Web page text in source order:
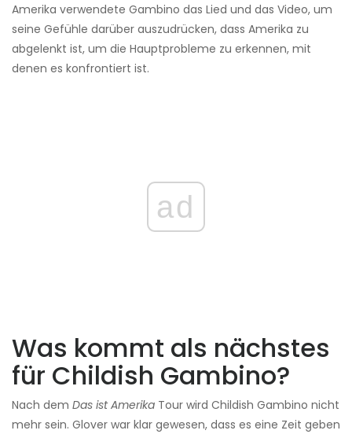
Amerika verwendete Gambino das Lied und das Video, um
seine Gefühle darüber auszudrücken, dass Amerika zu
abgelenkt ist, um die Hauptprobleme zu erkennen, mit
denen es konfrontiert ist.
ad
Was kommt als nächstes
für Childish Gambino?
Nach dem Das ist Amerika Tour wird Childish Gambino nicht
mehr sein. Glover war klar gewesen, dass es eine Zeit geben